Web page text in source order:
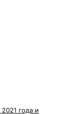
года и